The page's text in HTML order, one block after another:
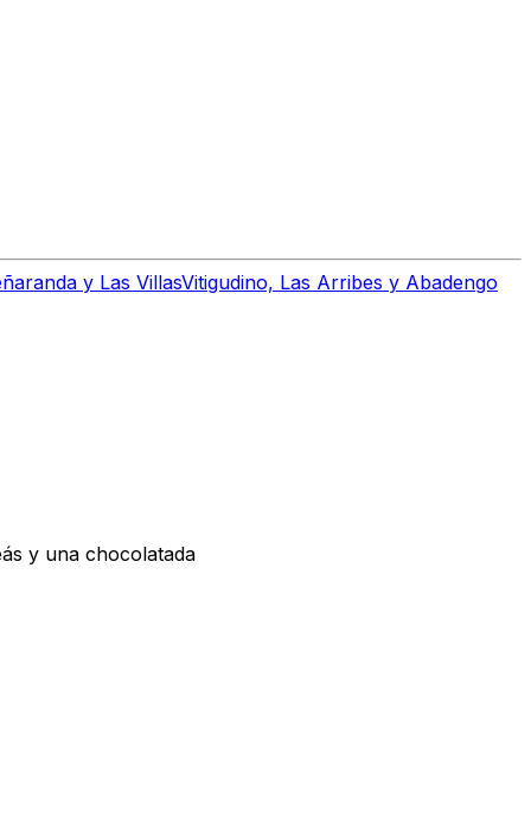
y Las VillasVitigudino, Las Arribes y Abadengo
y una chocolatada